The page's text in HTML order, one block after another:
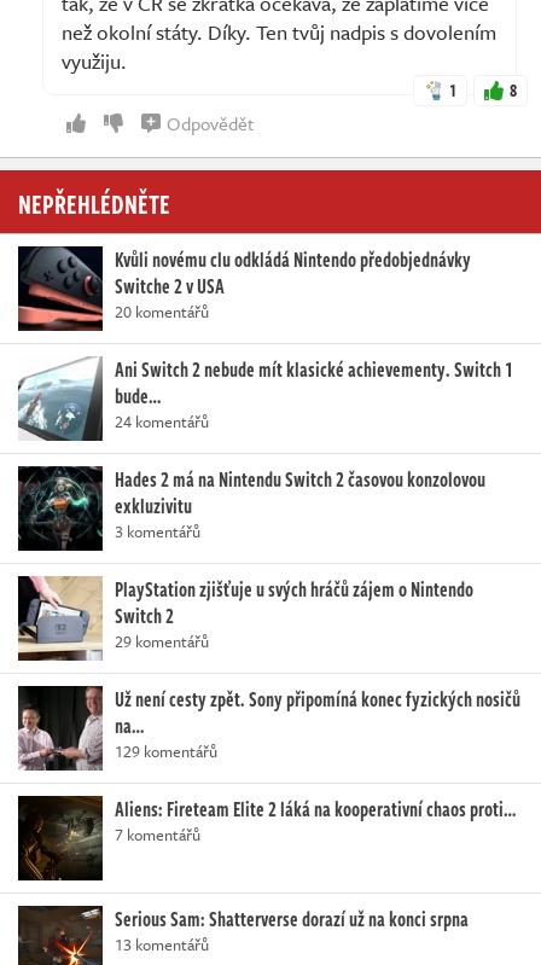
než okolní státy. Díky. Ten tvůj nadpis s dovolením
využiju.
1 8
Odpovědět
NEPŘEHLÉDNĚTE
Kvůli novému clu odkládá Nintendo předobjednávky
Switche 2 v USA
20 komentářů
Ani Switch 2 nebude mít klasické achievementy. Switch 1
bude…
24 komentářů
Hades 2 má na Nintendu Switch 2 časovou konzolovou
exkluzivitu
3 komentářů
PlayStation zjišťuje u svých hráčů zájem o Nintendo
Switch 2
29 komentářů
Už není cesty zpět. Sony připomíná konec fyzických nosičů
na…
129 komentářů
Aliens: Fireteam Elite 2 láká na kooperativní chaos proti…
7 komentářů
Serious Sam: Shatterverse dorazí už na konci srpna
13 komentářů